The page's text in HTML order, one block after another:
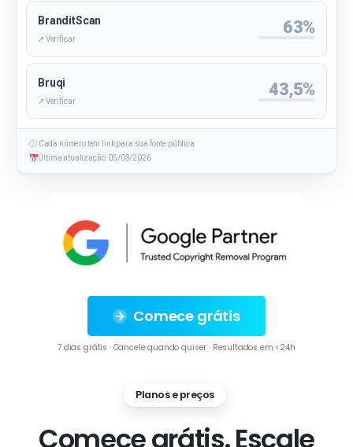
BranditScan
↗ Verificar
63%
Bruqi
↗ Verificar
43,5%
ⓘ Cada número tem link para sua fonte pública
Última atualização: 05/03/2026
Comece grátis
7 dias grátis · Cancele quando quiser · Resultados em <24h
Planos e preços